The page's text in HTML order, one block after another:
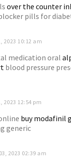
over the counter
pills for
2023 10:12 am
medication oral
blood pressure
2023 12:54 pm
buy modafinil
generic
2023 02:39 am